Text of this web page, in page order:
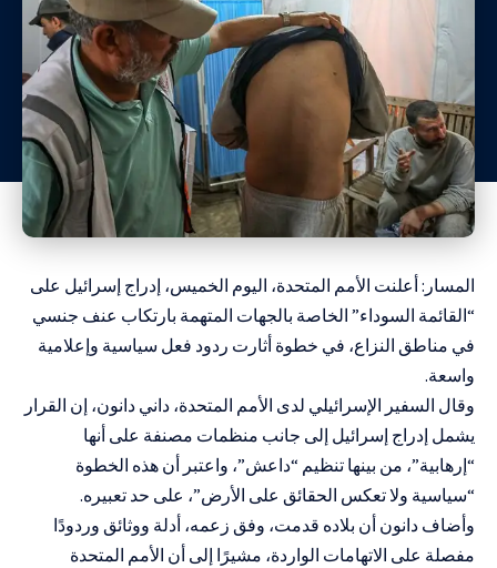
المسار: أعلنت الأمم المتحدة، اليوم الخميس، إدراج إسرائيل على
“القائمة السوداء” الخاصة بالجهات المتهمة بارتكاب عنف جنسي
في مناطق النزاع، في خطوة أثارت ردود فعل سياسية وإعلامية
واسعة.
وقال السفير الإسرائيلي لدى الأمم المتحدة، داني دانون، إن القرار
يشمل إدراج إسرائيل إلى جانب منظمات مصنفة على أنها
“إرهابية”، من بينها تنظيم “داعش”، واعتبر أن هذه الخطوة
“سياسية ولا تعكس الحقائق على الأرض”، على حد تعبيره.
وأضاف دانون أن بلاده قدمت، وفق زعمه، أدلة ووثائق وردودًا
مفصلة على الاتهامات الواردة، مشيرًا إلى أن الأمم المتحدة